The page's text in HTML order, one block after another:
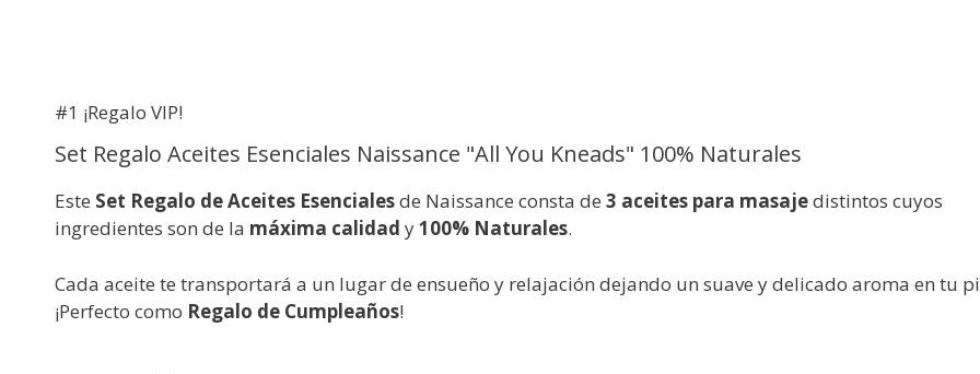
#1 ¡Regalo VIP!
Set Regalo Aceites Esenciales Naissance "All You Kneads" 100% Naturales
Este Set Regalo de Aceites Esencialesde Naissance consta de 3 aceites para masajedistintos cuyos
ingredientes son de la máxima calidad y100% Naturales.
Cada aceite te transportará a un lugar de ensueño y relajación dejando un suave y delicado aroma en tu
¡Perfecto como Regalo de Cumpleaños!